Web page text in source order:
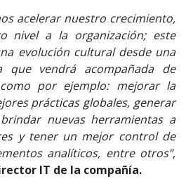
acelerar nuestro crecimiento,
nivel a la organización; este
evolución cultural desde una
que vendrá acompañada de
por ejemplo: mejorar la
prácticas globales, generar
nuevas herramientas a
y tener un mejor control de
analíticos, entre otros”,
IT de la compañía.